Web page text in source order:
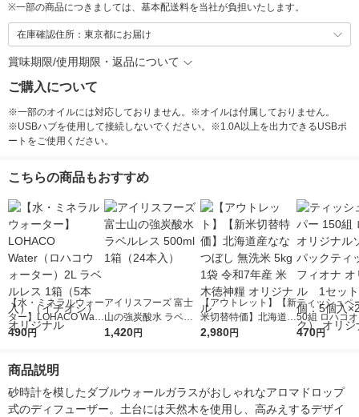
※一部の商品につきましては、基本配送料を当社が負担いたします。
在庫確認住所：東京都にお届け
賞味期限/使用期限・返品について
ご購入について
※一部のオイルには対応しておりません。※オイルは付属しておりません。
※USBハブを使用して接続しないでください。※1.0A以上を出力できるUSBポ
ートをご使用ください。
こちらの商品もおすすめ
【水・ミネラルウォー
ター】LOHACO Wate
r（ロハコウォータ
シ） オリジナル
490円
アイリスフーズ 富士
山の強炭酸水 ラベル
レス 500ml 1箱（24
1,420円
【アウトレット】【新
米切替特価】北海道産
ななつぼし 無洗米 5k
2,980円
ティッシュペ
50組 ロハコ
ルソフトパッ
オリジナル
470円
商品説明
砂時計を模したダブルウォールガラスがおしゃれなアロマドロップ
式のディフューザー。土台には天然木を使用し、高みえするデザイ